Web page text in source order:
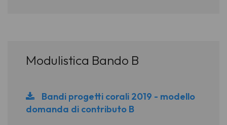
Modulistica Bando B
Bandi progetti corali 2019 - modello
domanda di contributo B